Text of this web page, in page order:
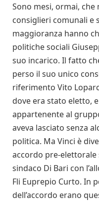
Sono mesi, ormai,
consiglieri comunali e
maggioranza hanno
politiche sociali
suo incarico. Il fatto
perso il suo unico
riferimento Vito
dove era stato eletto,
appartenente al
aveva lasciato senza
politica. Ma Vinci è
accordo pre-
sindaco Di Bari con
Fli Euprepio Curto. In
dell’accordo erano